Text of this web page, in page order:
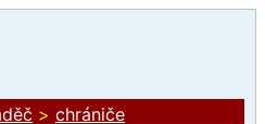
> chrániče